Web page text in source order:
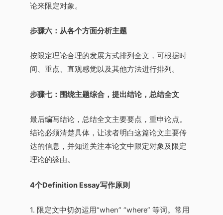
论来限定对象。
步骤六：从各个方面分析主题
按限定理论合理的发展方式排列全文，可根据时
间、重点、直观感觉以及其他方法进行排列。
步骤七：围绕主题综合，提出结论，总结全文
最后编写结论，总结全文主要要点，重申论点。
结论必须清楚具体，让读者明白这篇论文主要传
达的信息，并知道关注本论文中限定对象及限定
理论的缘由。
4个Definition Essay写作原则
1. 限定文中切勿运用“when” “where” 等词。常用